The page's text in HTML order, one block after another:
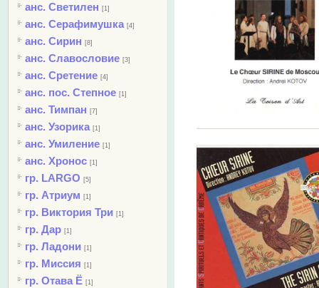
анс. Светилен [1]
анс. Серафимушка [4]
анс. Сирин [8]
анс. Славословие [3]
анс. Сретение [4]
анс. пос. Степное [1]
анс. Тимпан [7]
анс. Узорика [1]
анс. Умиление [1]
анс. Хронос [1]
гр. LARGO [5]
гр. Атриум [1]
гр. Виктория Три [1]
гр. Дар [1]
гр. Ладони [1]
гр. Миссия [1]
гр. Отава Ё [1]